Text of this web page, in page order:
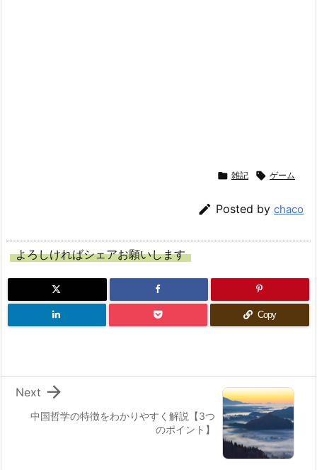
 雑記  ゲーム
 Posted by chaco
よろしければシェアお願いします
Copy
中国哲学の特徴をわかりやすく解説【3つ
のポイント】

Next